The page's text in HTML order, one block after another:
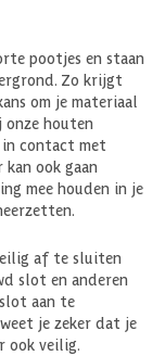
pootjes en staan
Zo krijgt
om je materiaal
onze houten
contact met
ook gaan
mee houden in je
af te sluiten
slot en anderen
aan te
je zeker dat je
ook veilig.